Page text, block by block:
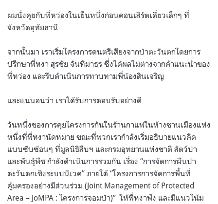
ผมนั่งคุยกับพี่หว่องในเย็นหนึ่งก่อนคอนเสิร์ตเดี่ยวเล็กๆ ที่
จังหวัดอุทัยธานี
จากนั้นมา เราเริ่มโครงการดนตรีเสียงจากป่าตะวันตกโดยการ
ปรึกษาพี่หงา สุรชัย จันทิมาธร ซี่งได้ผลไม่ต่างจากคำแนะนำของ
พี่หว่อง และรีบดำเนินการทาบทามพี่น้องสินเจริญ
และแน่นอนว่า เราได้รับการตอบรับอย่างดี
วันหนึ่งของการคุยโครงการกันในร้านกาแฟในห้างชานเมืองแห่ง
หนึ่งที่พี่หงานัดหมาย ขณะที่พวกเรากำลังเริ่มอธิบายแนวคิด
แบบซับซ้อนๆ ที่มูลนิธิสืบฯ และกรมอุทยานแห่งชาติ สัตว์ป่า
และพันธุ์พืช กำลังดำเนินการร่วมกัน เรื่อง “การจัดการผืนป่า
ตะวันตกเชิงระบบนิเวศ” ภายใต้ “โครงการการจัดการพื้นที่
คุ้มครองอย่างมีส่วนร่วม (Joint Management of Protected
Area – JoMPA : โครงการจอมป่า)” ให้พี่หงาฟัง และมีแนวโน้ม